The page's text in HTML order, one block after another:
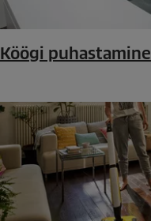
Köögi puhastamine